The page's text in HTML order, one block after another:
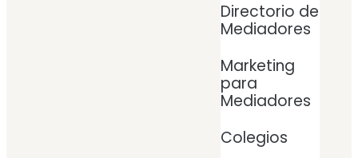
Directorio de
Mediadores
Marketing
para
Mediadores
Colegios